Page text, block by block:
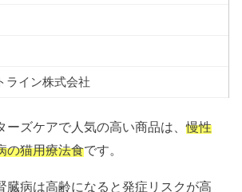
ライン株式会社
ーズケアで人気の高い商品は、慢性
の猫用療法食です。
臓病は高齢になると発症リスクが高